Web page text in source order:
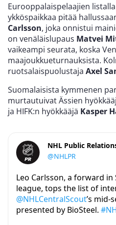
Eurooppalaispelaajien
ykköspaikkaa pitää
Carlsson, joka onnistui
on venäläislupaus Matvei
vaikeampi seurata, koska
maajoukkueturnauksista.
ruotsalaispuolustaja Axel
Suomalaisista kymmenen
murtautuivat Ässien
ja HIFK:n hyökkääjä Kasper
NHL Public
@NHLPR
Leo Carlsson, a forward in
league, tops the list of
@NHLCentralScout’s mid-
presented by BioSteel.